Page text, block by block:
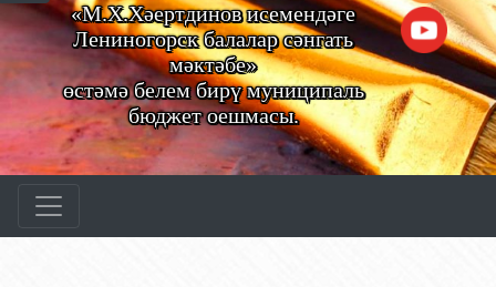
«М.Х.Хәертдинов исемендәге
Лениногорск балалар сәнгать
мәктәбе»
өстәмә белем бирү муниципаль
бюджет оешмасы.